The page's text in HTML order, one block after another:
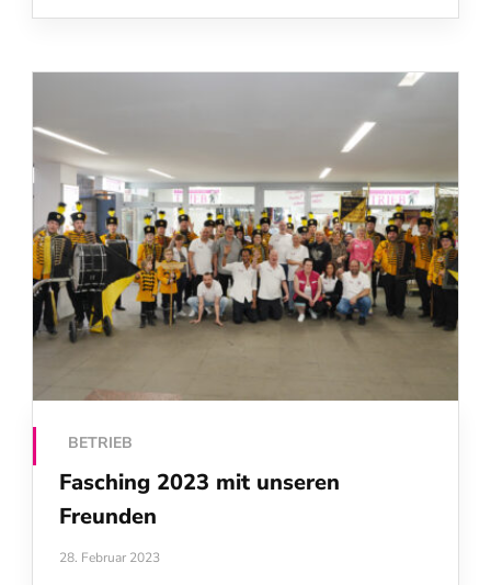
BETRIEB
Fasching 2023 mit unseren
Freunden
28. Februar 2023